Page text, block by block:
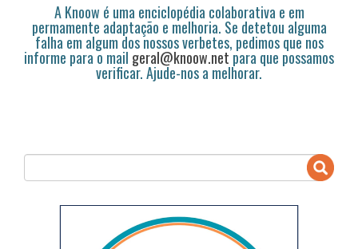
A Knoow é uma enciclopédia colaborativa e em
permamente adaptação e melhoria. Se detetou alguma
falha em algum dos nossos verbetes, pedimos que nos
informe para o mail geral@knoow.netpara que possamos
verificar. Ajude-nos a melhorar.